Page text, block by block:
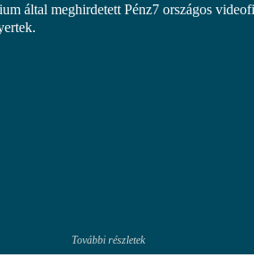
által meghirdetett Pénz7 országos
További részletek